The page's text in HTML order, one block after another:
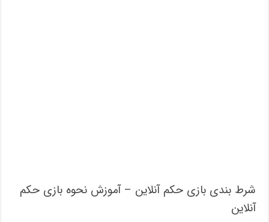
شرط بندی بازی حکم آنلاین – آموزش نحوه بازی حکم
آنلاین